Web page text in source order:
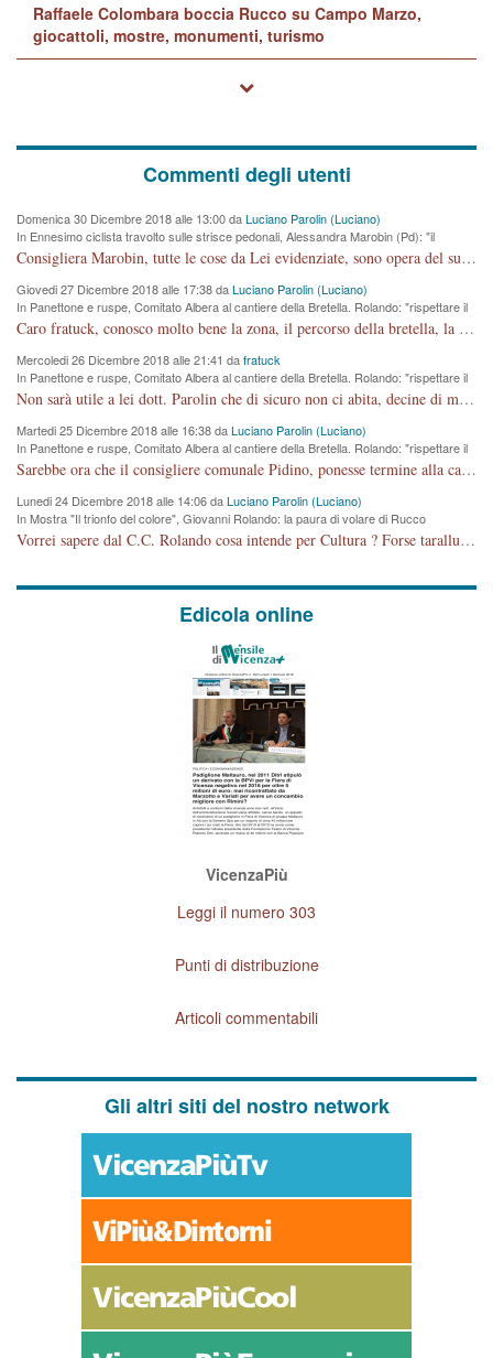
Raffaele Colombara boccia Rucco su Campo Marzo,
giocattoli, mostre, monumenti, turismo
Commenti degli utenti
Domenica 30 Dicembre 2018 alle 13:00 daLuciano Parolin (Luciano)
In Ennesimo ciclista travolto sulle strisce pedonali, Alessandra Marobin (Pd): "il
Comune si svegli"
Consigliera Marobin, tutte le cose da Lei evidenziate, sono opera del suo ex Assessore e compagno di Partito Antonio Marco Dalla Pozza Assessore alla "progettazione" di piste ciclabili e altre porcherie. A lui manderei il conto da saldare per incidenti e danni alle persone. E' ora che "finiamola." Avete perso rassegnatevi. qui IL SINDACO RUCCO NON C'ENTRA PER NIENTE. CAPITO!!!!!!!! Amen.
Giovedi 27 Dicembre 2018 alle 17:38 daLuciano Parolin (Luciano)
In Panettone e ruspe, Comitato Albera al cantiere della Bretella. Rolando: "rispettare il
cronoprogramma"
Caro fratuck, conosco molto bene la zona, il percorso della bretella, la situazione dei cittadini, abito in Viale Trento. A partire dal 2003 ho partecipato al Comitato di Maddalene pro bretella, e a riunioni propositive per apportare modifiche al progetto. Numerose mie foto del territorio sono arrivate a Roma, altri miei interventi (non graditi dalla Sx) sono stati pubblicati dal GdV, assieme ad altri come Ciro Asproso, ora favorevole alla bretella. Ho partecipato alla raccolta firme per la chiusura della strada x 5 giorni eseguita dal Sindaco Hullwech per sforamento 180 Micro/g. Pertanto come impegno per la tematica sono apposto con la coscienza. Ora il Progetto è partito, fine! Voglio dire che la nuova Giunta "comunale" non c'entra più. L'opera sarà "malauguratamente" eseguita, ma non con il mio placet. Il Consigliere Comunale dovrebbe capire che la campagna elettorale è finita, con buona pace di tutti. Quello che invece dovrebbe interessare è la proprietà della strada, dall'uscita autostradale Ovest, sino alla Rotatoria dell'Albara, vi sono tre possessori: Autostrade SpA; La Provincia, il Comune. Come la mettiamo per il futuro ? I costi, da 50 sono saliti a 100 milioni di € come dire 20 milioni a KM (!) da non credere. Comunque si farà. Ma nessuno canti Vittoria, anzi meglio non farne un ulteriore fatto "partitico" per questioni elettorali o di seggio. Se mi manda la sua mail, sono disponibile ad inviare i documenti e le foto sopra descritte. Con ossequi, Luciano Parolin
Mercoledi 26 Dicembre 2018 alle 21:41 dafratuck
In Panettone e ruspe, Comitato Albera al cantiere della Bretella. Rolando: "rispettare il
cronoprogramma"
Non sarà utile a lei dott. Parolin che di sicuro non ci abita, decine di migliaia di TIR, automobili e padroncini che passano quotidianamente per una strada appena rotabile, non è più possibile stendere i panni, attraversare la strada senza rischiare la morte, le case stanno crepando, i tempi sono cambiati e la bretella non passerà assolutamente per maddalene (ma cosa sta a dire?!), dia invece responsabilità a chi ha costruito tagliando la strada che doveva invece terminare a isola vicentina e non al moracchino lasciando Motta di Costabissara ancora in panne di traffico. I tempi sono cambiati dottore e se l'anagrafe della vita stagna nell'essere umano impressioni conservatrici, la società non le considera perchè va avanti, si industrializza e ha bisogno di infrastrutture e di sviluppo. Ultima considerazione, se è geloso di Rolando perchè vede in lui solo campagne politiche mentre si difendono i SOLI diritti dei cittadini, la preghiamo faccia considerazioni più appropriate. Saluti e complimenti per i suoi scritti.
Martedi 25 Dicembre 2018 alle 16:38 daLuciano Parolin (Luciano)
In Panettone e ruspe, Comitato Albera al cantiere della Bretella. Rolando: "rispettare il
cronoprogramma"
Sarebbe ora che il consigliere comunale Pidino, ponesse termine alla campagna elettorale nel territorio del suo seggio Villaggio del Sole. La tiraca è iniziata, distruggerà 6 km di prateria ovest della città, ricca di fonti e sorgenti d'acqua. I cittadini di Maddalene non avranno più Pace la notte. Molta colpa per la costruzione di questa Strada è proprio del signor Rolando,dei suoi gazebo mobili e che vuol far passare questa opera VANDALICA come progetto "utile" a chi ? Non è cosa seria sig. Rolando!
Lunedi 24 Dicembre 2018 alle 14:06 daLuciano Parolin (Luciano)
In Mostra "Il trionfo del colore", Giovanni Rolando: la paura di volare di Rucco
Vorrei sapere dal C.C. Rolando cosa intende per Cultura ? Forse tarallucci, vino e sagre, o spaghetti tricolori del PD ? Il continuo (s)parlare della mostra a Palazzo Chiericati caro consigliere DANNEGGIA FORTEMENTE l'immagine della città TUTTA e fa deviare i consensi che in RUSSIA (badi bene ex U.R.S.S.) sono ECCELLENTI. A livello artistico l'evento è di alta Valenza culturale, COMPITO di Tutta la Cittadinanza fare il possibile per propagandare l'iniziativa senza farne UN CASO PARTITICO come fa Lei da sempre. Meno Gazebo + Partecipazione! E così sia. Amen.
Edicola online
VicenzaPiù
Leggi il numero 303
Punti di distribuzione
Articoli commentabili
Gli altri siti del nostro network